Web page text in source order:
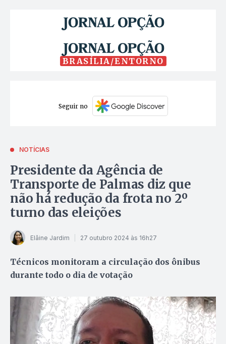
BRASÍLIA/ENTORNO
Seguir no
NOTÍCIAS
Presidente da Agência de
Transporte de Palmas diz que
não há redução da frota no 2º
turno das eleições
Elâine Jardim 27 outubro 2024 às 16h27
Técnicos monitoram a circulação dos ônibus
durante todo o dia de votação